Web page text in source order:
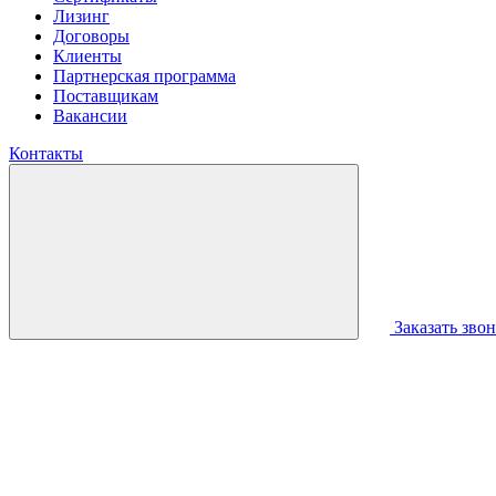
Лизинг
Договоры
Клиенты
Партнерская программа
Поставщикам
Вакансии
Контакты
Заказать